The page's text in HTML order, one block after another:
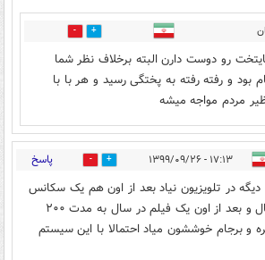
5
رو دوست دارن البته برخلاف نظر شما
بود و رفته رفته به پختگی رسید و هر با با
مردم مواجه میشه
۱۷:۱۳ - ۱۳۹۹/۰۹/۲۶ 18 پاسخ
باید تا ۲۵ سال دیگه در تلویزیون نیاد بعد از اون هم یک سکانس
در سال به مدت ۵۰ سال و بعد از اون یک فیلم در سال به مدت ۲۰۰
و برجام خوششون میاد احتمالا با این سیستم